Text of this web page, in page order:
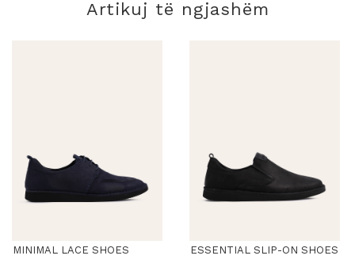
Artikuj të ngjashëm
MINIMAL LACE SHOES ESSENTIAL SLIP-ON SHOES